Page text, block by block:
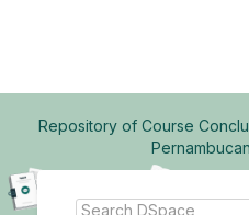
Repository of Course